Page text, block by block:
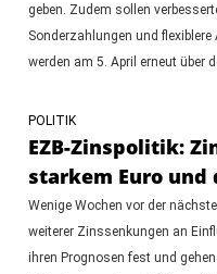
geben. Zudem sollen
Sonderzahlungen und
werden am 5. April erneut über
POLITIK
EZB-Zinspolitik:
starkem Euro und
Wenige Wochen vor der
weiterer Zinssenkungen an
ihren Prognosen fest und